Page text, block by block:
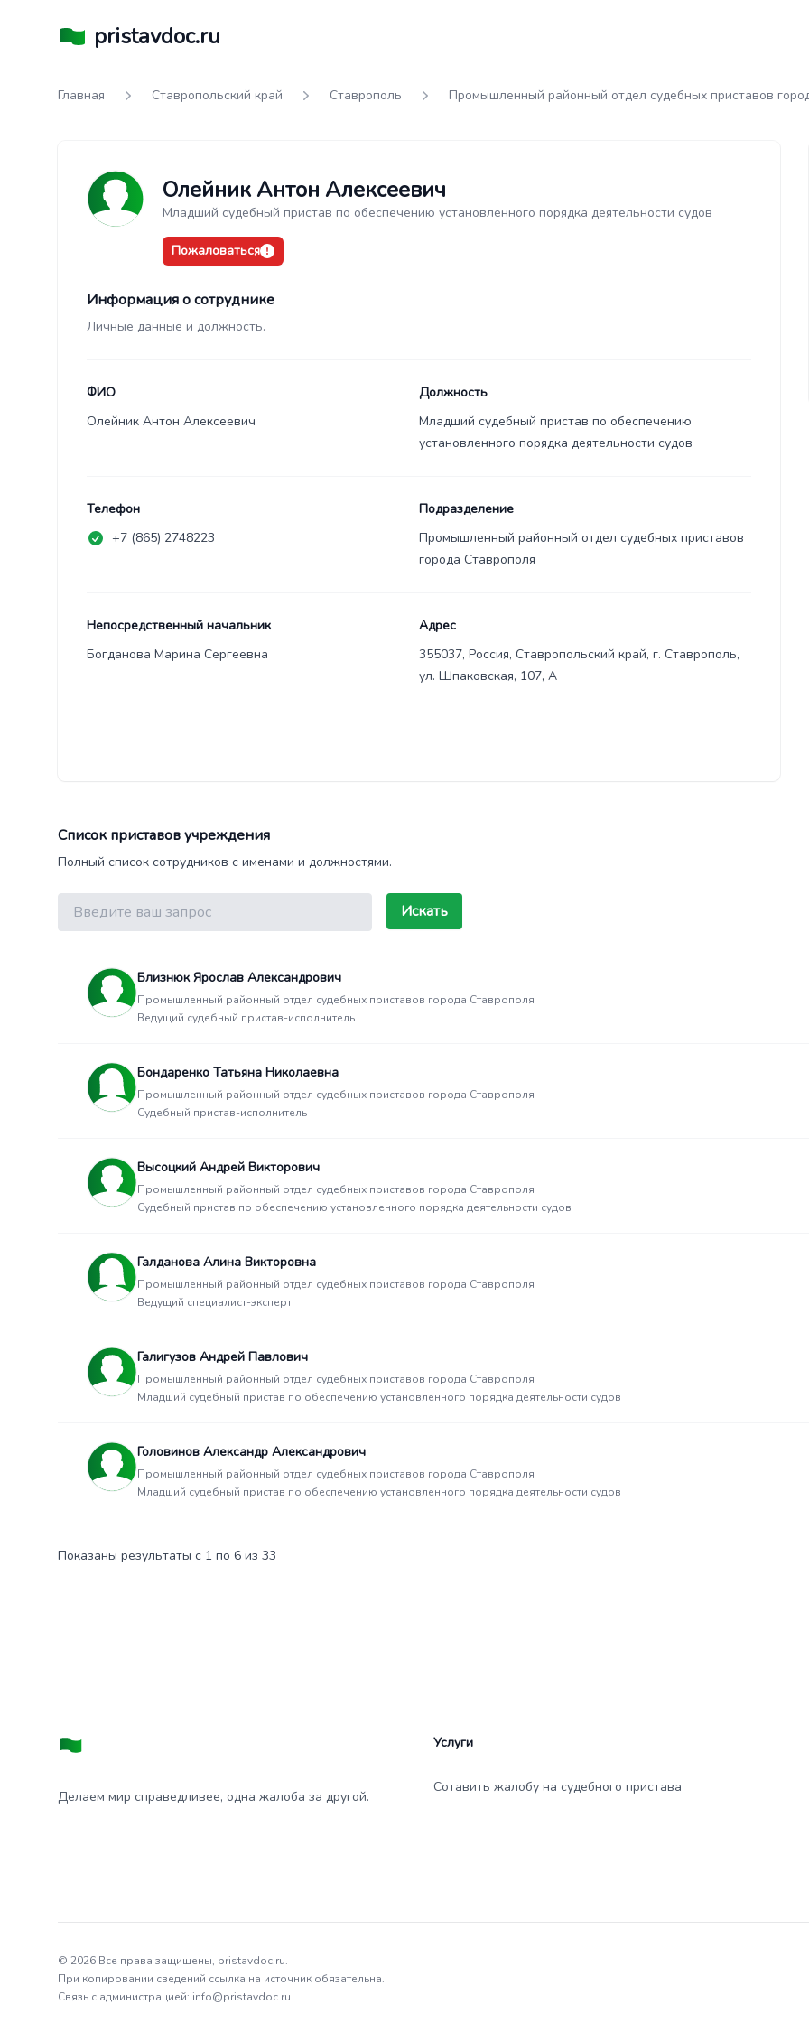
pristavdoc.ru
Главная Ставропольский край Ставрополь Промышленный районный отдел судебных приставов
Олейник Антон Алексеевич
Младший судебный пристав по обеспечению установленного порядка деятельности судов
Пожаловаться
Информация о сотруднике
Личные данные и должность.
ФИО
Олейник Антон Алексеевич
Должность
Младший судебный пристав по обеспечению
установленного порядка деятельности судов
Телефон
+7 (865) 2748223
Подразделение
Промышленный районный отдел судебных приставов
города Ставрополя
Непосредственный начальник
Богданова Марина Сергеевна
Адрес
355037, Россия, Ставропольский край, г. Ставрополь,
ул. Шпаковская, 107, А
Список приставов учреждения
Полный список сотрудников с именами и должностями.
Поиск Искать
Близнюк Ярослав Александрович
Промышленный районный отдел судебных приставов города Ставрополя
Ведущий судебный пристав-исполнитель
Бондаренко Татьяна Николаевна
Промышленный районный отдел судебных приставов города Ставрополя
Судебный пристав-исполнитель
Высоцкий Андрей Викторович
Промышленный районный отдел судебных приставов города Ставрополя
Судебный пристав по обеспечению установленного порядка деятельности судов
Галданова Алина Викторовна
Промышленный районный отдел судебных приставов города Ставрополя
Ведущий специалист-эксперт
Галигузов Андрей Павлович
Промышленный районный отдел судебных приставов города Ставрополя
Младший судебный пристав по обеспечению установленного порядка деятельности судов
Головинов Александр Александрович
Промышленный районный отдел судебных приставов города Ставрополя
Младший судебный пристав по обеспечению установленного порядка деятельности судов
Показаны результаты с 1 по 6 из 33
Делаем мир справедливее, одна жалоба за другой.
Услуги
Сотавить жалобу на судебного пристава
© 2026 Все права защищены, pristavdoc.ru.
При копировании сведений ссылка на источник обязательна.
Связь с администрацией: info@pristavdoc.ru.